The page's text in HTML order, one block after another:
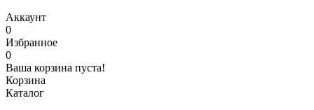
Аккаунт
0
Избранное
0
Ваша корзина пуста!
Корзина
Каталог